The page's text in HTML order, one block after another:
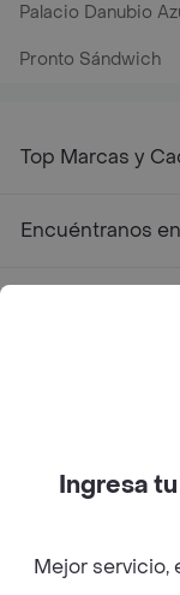
Palacio Danubio
Pronto Sándwich
Top Marcas y
Encuéntranos
Pide tu comida
Categorías
Ingresa
Mejor servicio,